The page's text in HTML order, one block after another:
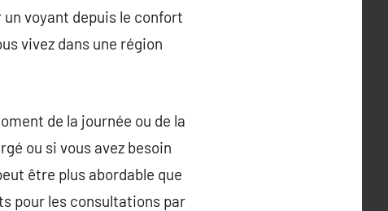
voyant depuis le confort
vivez dans une région
de la journée ou de la
ou si vous avez besoin
être plus abordable que
pour les consultations par